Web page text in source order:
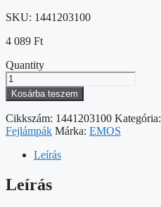
SKU: 1441203100
4 089 Ft
Quantity
EMOS
COB
LED
Fejlámpa
2w
150lm
mennyiség
Kosárba teszem
Cikkszám: 1441203100 Kategória:
Fejlámpák Márka: EMOS
Leírás
Leírás